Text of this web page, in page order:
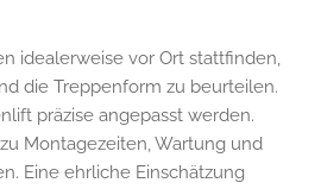
idealerweise vor Ort stattfinden,
die Treppenform zu beurteilen.
präzise angepasst werden.
Montagezeiten, Wartung und
Eine ehrliche Einschätzung